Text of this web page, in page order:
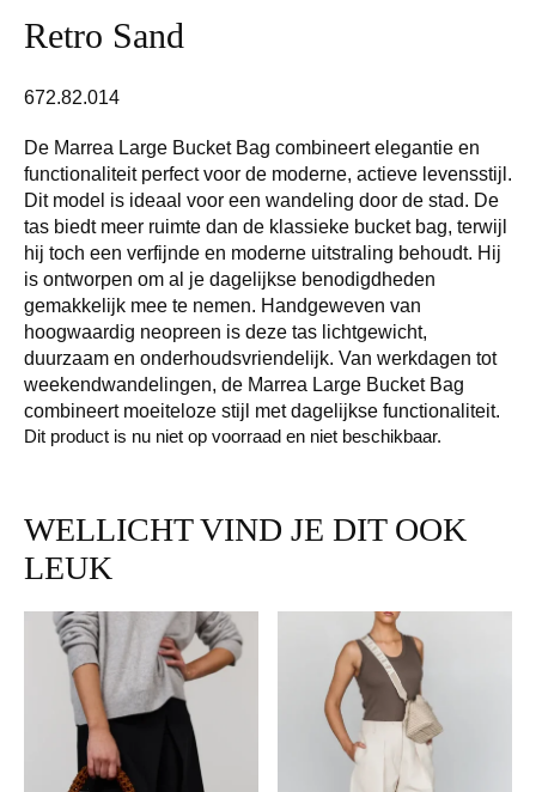
Retro Sand
672.82.014
De Marrea Large Bucket Bag combineert elegantie en
functionaliteit perfect voor de moderne, actieve levensstijl.
Dit model is ideaal voor een wandeling door de stad. De
tas biedt meer ruimte dan de klassieke bucket bag, terwijl
hij toch een verfijnde en moderne uitstraling behoudt. Hij
is ontworpen om al je dagelijkse benodigdheden
gemakkelijk mee te nemen. Handgeweven van
hoogwaardig neopreen is deze tas lichtgewicht,
duurzaam en onderhoudsvriendelijk. Van werkdagen tot
weekendwandelingen, de Marrea Large Bucket Bag
combineert moeiteloze stijl met dagelijkse functionaliteit.
Dit product is nu niet op voorraad en niet beschikbaar.
WELLICHT VIND JE DIT OOK
LEUK